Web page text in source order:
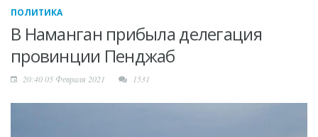
обновлению:
преображаются
проблемные махалли
Победа при полных
трибунах
ПОЛИТИКА
В Наманган прибыла делегация
провинции Пенджаб
20:40 05 Февраля 2021 1531